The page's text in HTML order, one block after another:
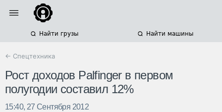
Найти грузы Найти машины
← Спецтехника
Рост доходов Palfinger в первом
полугодии составил 12%
15:40, 27 Сентября 2012